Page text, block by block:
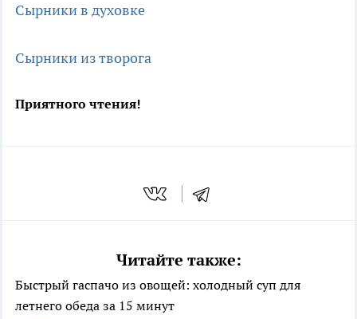
Сырники в духовке
Сырники из творога
Приятного чтения!
Читайте также:
Быстрый гаспачо из овощей: холодный суп для
летнего обеда за 15 минут